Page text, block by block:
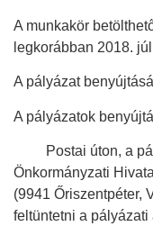
A munkakör
legkorábban 2018.
A pályázat
A pályázatok
 Postai úton, a
Önkormányzati
(9941 Őriszentpéter,
feltüntetni a